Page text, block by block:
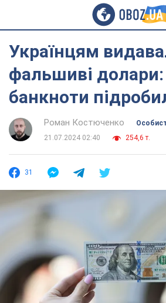
Українцям
фальшиві долари:
банкноти
Роман Костюченко
21.07.2024 02:40
254,6 т.
31